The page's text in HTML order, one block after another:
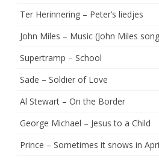
Ter Herinnering – Peter’s liedjes
John Miles – Music (John Miles
Supertramp – School
Sade – Soldier of Love
Al Stewart – On the Border
George Michael – Jesus to a Child
Prince – Sometimes it snows in